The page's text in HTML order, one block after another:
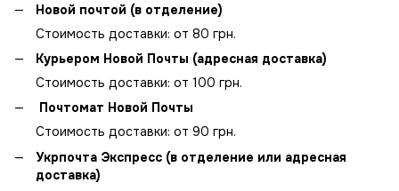
Новой почтой (в отделение)
Стоимость доставки: от 80 грн.
Курьером Новой Почты (адресная доставка)
Стоимость доставки: от 100 грн.
Почтомат Новой Почты
Стоимость доставки: от 90 грн.
Укрпочта Экспресс (в отделение или адресная
доставка)